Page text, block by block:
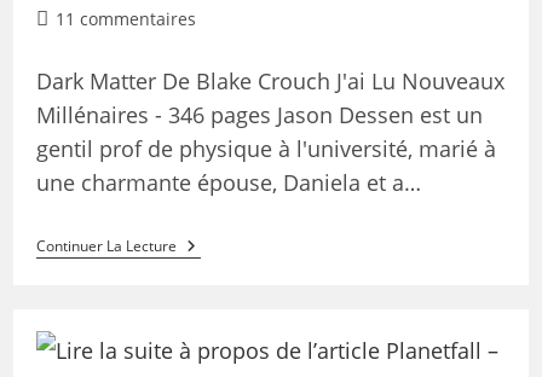
11 commentaires
Dark Matter De Blake Crouch J'ai Lu Nouveaux
Millénaires - 346 pages Jason Dessen est un
gentil prof de physique à l'université, marié à
une charmante épouse, Daniela et a…
Continuer La Lecture